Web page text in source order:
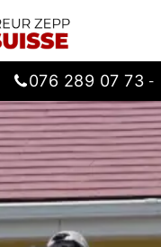
076 289 07 73 -